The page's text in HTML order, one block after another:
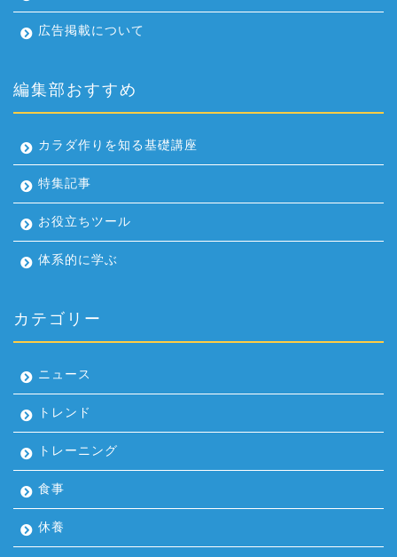
広告掲載について
編集部おすすめ
カラダ作りを知る基礎講座
特集記事
お役立ちツール
体系的に学ぶ
カテゴリー
ニュース
トレンド
トレーニング
食事
休養